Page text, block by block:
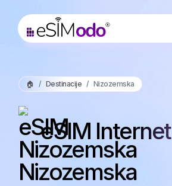
🏠 Destinacije Nizozemska
eSIM Internet
Nizozemska